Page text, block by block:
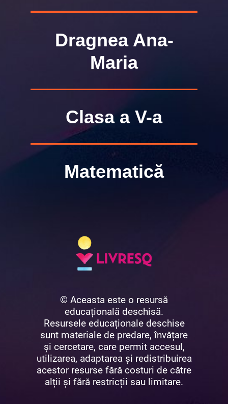
Dragnea Ana-
Maria
Clasa a V-a
Matematică
© Aceasta este o resursă
educațională deschisă.
Resursele educaționale deschise
sunt materiale de predare, învățare
și cercetare, care permit accesul,
utilizarea, adaptarea și redistribuirea
acestor resurse fără costuri de către
alții și fără restricții sau limitare.